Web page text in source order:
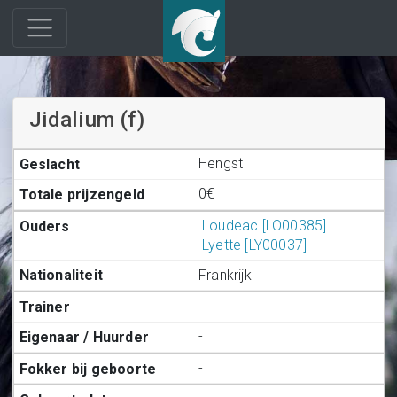
Jidalium (f)
Hengst
0€
Loudeac [LO00385]
Lyette [LY00037]
Frankrijk
-
-
-